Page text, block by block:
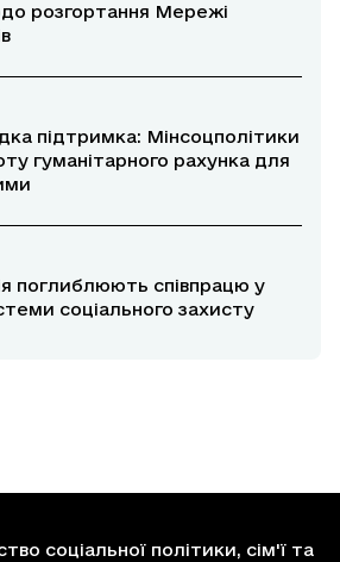
розгортання Мережі
підтримка: Мінсоцполітики
гуманітарного рахунка для
поглиблюють співпрацю у
соціального захисту
соціальної політики, сім'ї та